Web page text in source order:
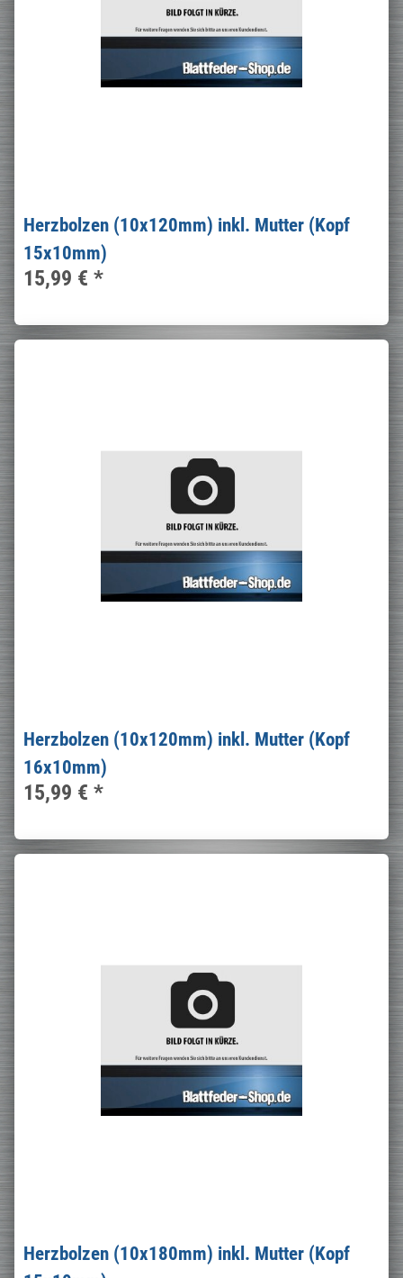
Herzbolzen (10x120mm) inkl. Mutter (Kopf
15x10mm)
15,99 € *
Herzbolzen (10x120mm) inkl. Mutter (Kopf
16x10mm)
15,99 € *
Herzbolzen (10x180mm) inkl. Mutter (Kopf